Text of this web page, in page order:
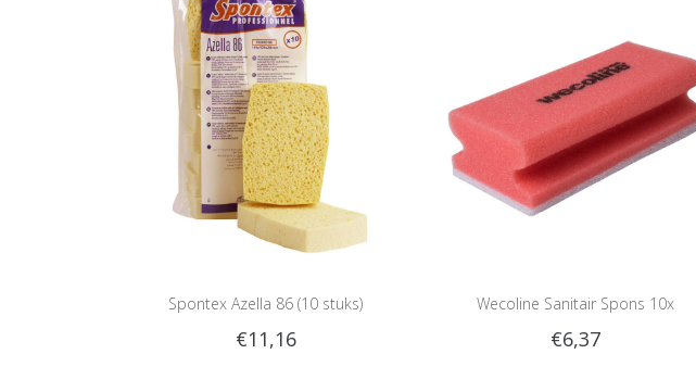
Spontex Azella 86 (10 stuks)
€11,16
Wecoline Sanitair Spons 10x
€6,37